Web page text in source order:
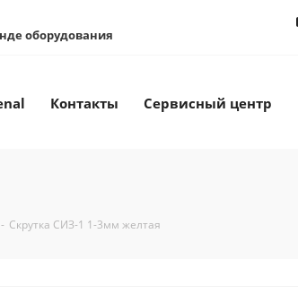
оборудования
Контакты Сервисный центр
- Скрутка СИЗ-1 1-3мм желтая